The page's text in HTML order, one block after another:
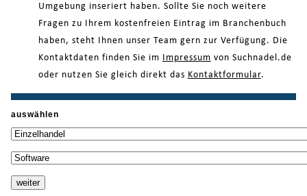
Umgebung inseriert haben. Sollte Sie noch weitere
Fragen zu Ihrem kostenfreien Eintrag im Branchenbuch
haben, steht Ihnen unser Team gern zur Verfügung. Die
Kontaktdaten finden Sie im
Impressum von Suchnadel.de
oder nutzen Sie gleich direkt das Kontaktformular.
auswählen